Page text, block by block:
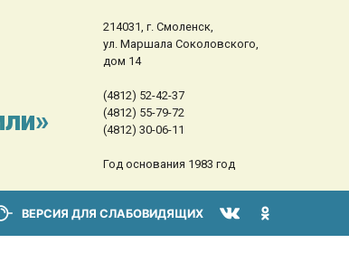
214031, г. Смоленск,
ул. Маршала Соколовского,
дом 14
(4812) 52-42-37
(4812) 55-79-72
(4812) 30-06-11
Год основания 1983 год
ВЕРСИЯ ДЛЯ СЛАБОВИДЯЩИХ